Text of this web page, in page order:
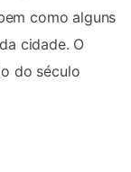
como alguns
cidade. O
do século